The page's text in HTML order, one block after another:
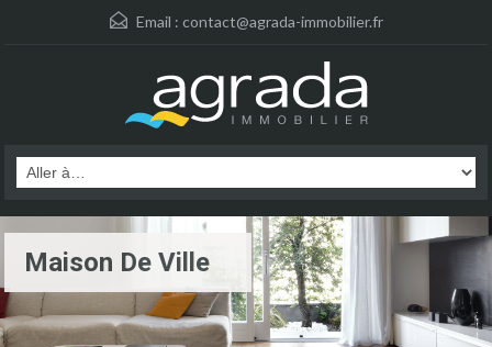
Email : contact@agrada-immobilier.fr
Maison De Ville